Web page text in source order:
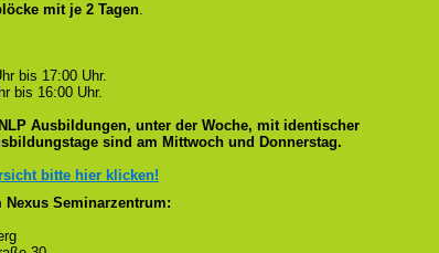
mit je 2 Tagen.
bis 17:00 Uhr.
bis 16:00 Uhr.
Ausbildungen, unter der Woche, mit identischer
sind am Mittwoch und Donnerstag.
bitte hier klicken!
Nexus Seminarzentrum: